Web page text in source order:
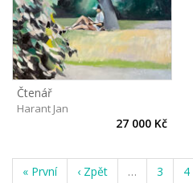
Čtenář
Harant Jan
27 000 Kč
« První ‹ Zpět … 3 4